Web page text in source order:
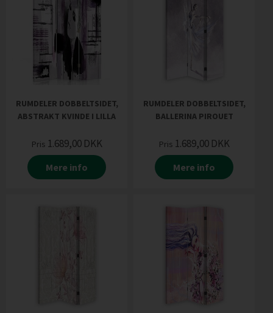
RUMDELER DOBBELTSIDET,
ABSTRAKT KVINDE I LILLA
Pris 1.689,00 DKK
Mere info
RUMDELER DOBBELTSIDET,
BALLERINA PIROUET
Pris 1.689,00 DKK
Mere info